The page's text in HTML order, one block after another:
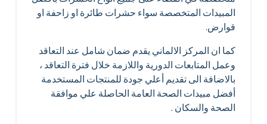
المبيدات المتخصصة سواء حشرات طائرة او زاحفة او
قوارض.
كما ان المركز الالماني يقدم ضمان شامل عند التعاقد
وعمل المتابعات الدورية واللازمة خلال فترة التعاقد ،
بالاضافة الى تقديم أعلي جودة للمنتجات المستخدمة
أفضل مبيدات الصحة العامة الحاصلة علي موافقة
الصحة والسكان .